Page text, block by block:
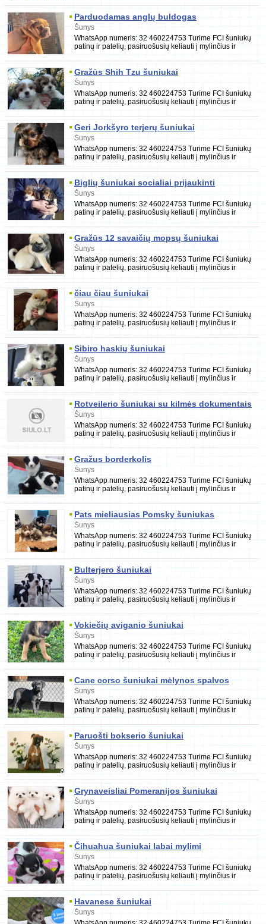
Parduodamas anglų buldogas
Šunys
WhatsApp numeris: 32 460224753 Turime FCI šuniukų
patinų ir patelių, pasiruošusių keliauti į mylinčius ir
Gražūs Shih Tzu šuniukai
Šunys
WhatsApp numeris: 32 460224753 Turime FCI šuniukų
patinų ir patelių, pasiruošusių keliauti į mylinčius ir
Geri Jorkšyro terjerų šuniukai
Šunys
WhatsApp numeris: 32 460224753 Turime FCI šuniukų
patinų ir patelių, pasiruošusių keliauti į mylinčius ir
Biglių šuniukai socialiai prijaukinti
Šunys
WhatsApp numeris: 32 460224753 Turime FCI šuniukų
patinų ir patelių, pasiruošusių keliauti į mylinčius ir
Gražūs 12 savaičių mopsų šuniukai
Šunys
WhatsApp numeris: 32 460224753 Turime FCI šuniukų
patinų ir patelių, pasiruošusių keliauti į mylinčius ir
čiau čiau šuniukai
Šunys
WhatsApp numeris: 32 460224753 Turime FCI šuniukų
patinų ir patelių, pasiruošusių keliauti į mylinčius ir
Sibiro haskių šuniukai
Šunys
WhatsApp numeris: 32 460224753 Turime FCI šuniukų
patinų ir patelių, pasiruošusių keliauti į mylinčius ir
Rotveilerio šuniukai su kilmės dokumentais
Šunys
WhatsApp numeris: 32 460224753 Turime FCI šuniukų
patinų ir patelių, pasiruošusių keliauti į mylinčius ir
Gražus borderkolis
Šunys
WhatsApp numeris: 32 460224753 Turime FCI šuniukų
patinų ir patelių, pasiruošusių keliauti į mylinčius ir
Pats mieliausias Pomsky šuniukas
Šunys
WhatsApp numeris: 32 460224753 Turime FCI šuniukų
patinų ir patelių, pasiruošusių keliauti į mylinčius ir
Bulterjero šuniukai
Šunys
WhatsApp numeris: 32 460224753 Turime FCI šuniukų
patinų ir patelių, pasiruošusių keliauti į mylinčius ir
Vokiečių aviganio šuniukai
Šunys
WhatsApp numeris: 32 460224753 Turime FCI šuniukų
patinų ir patelių, pasiruošusių keliauti į mylinčius ir
Cane corso šuniukai mėlynos spalvos
Šunys
WhatsApp numeris: 32 460224753 Turime FCI šuniukų
patinų ir patelių, pasiruošusių keliauti į mylinčius ir
rūpestingus namus. Jie yra paskiepyti, nukir
Paruošti bokserio šuniukai
Šunys
WhatsApp numeris: 32 460224753 Turime FCI šuniukų
patinų ir patelių, pasiruošusių keliauti į mylinčius ir
Grynaveisliai Pomeranijos šuniukai
Šunys
WhatsApp numeris: 32 460224753 Turime FCI šuniukų
patinų ir patelių, pasiruošusių keliauti į mylinčius ir
Čihuahua šuniukai labai mylimi
Šunys
WhatsApp numeris: 32 460224753 Turime FCI šuniukų
patinų ir patelių, pasiruošusių keliauti į mylinčius ir
rūpestingus namus. Jie yra paskiepyti, nukir
Havanese šuniukai
Šunys